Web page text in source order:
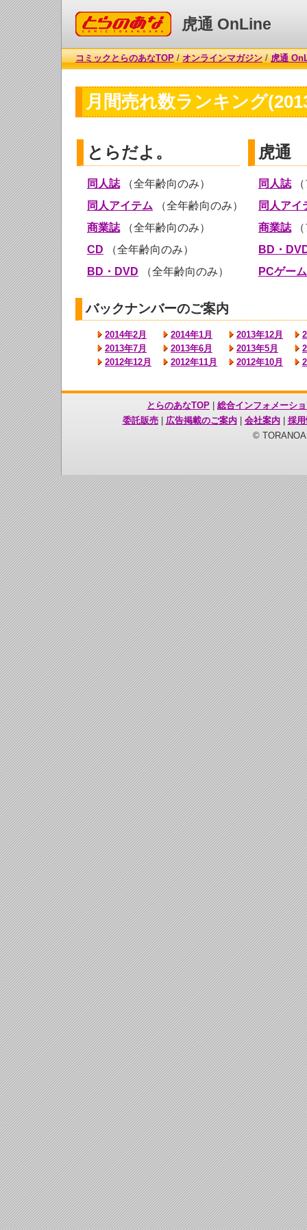
コミックとらのあな 虎通 OnLine
コミックとらのあなTOP/オンラインマガジン/虎通
月間売れ数ランキング
とらだよ。
同人誌 （全年齢向のみ）
同人アイテム （全年齢向のみ）
商業誌 （全年齢向のみ）
CD （全年齢向のみ）
BD・DVD （全年齢向のみ）
虎通
同人誌
同人アイ
商業誌
BD・
PCゲーム
バックナンバーのご案内
2014年2月 2014年1月 2013年12月
2013年7月
2013年6月 2013年5月
2012年12月
2012年11月 2012年10月
とらのあなTOP
総合インフォメーシ
委託販売| 広告掲載のご案内| 会社案内| 採
©